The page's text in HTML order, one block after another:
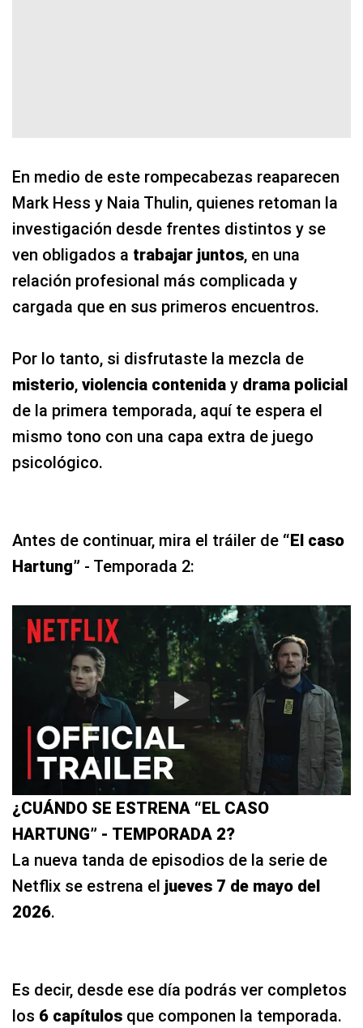
En medio de este rompecabezas reaparecen
Mark Hess y Naia Thulin, quienes retoman la
investigación desde frentes distintos y se
ven obligados a trabajar juntos, en una
relación profesional más complicada y
cargada que en sus primeros encuentros.
Por lo tanto, si disfrutaste la mezcla de
misterio, violencia contenida y drama policial
de la primera temporada, aquí te espera el
mismo tono con una capa extra de juego
psicológico.
Antes de continuar, mira el tráiler de “El caso
Hartung” - Temporada 2:
¿CUÁNDO SE ESTRENA “EL CASO
HARTUNG” - TEMPORADA 2?
La nueva tanda de episodios de la serie de
Netflix se estrena el jueves 7 de mayo del
2026.
Es decir, desde ese día podrás ver completos
los 6 capítulos que componen la temporada.